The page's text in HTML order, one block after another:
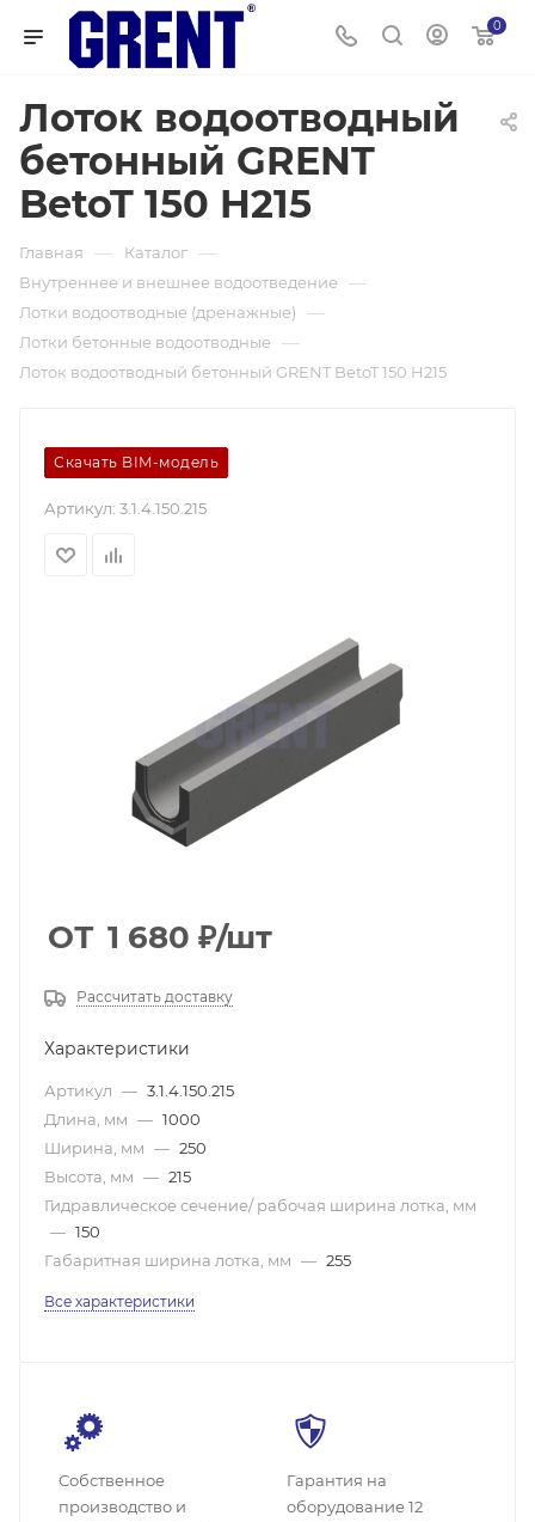
0
Лоток водоотводный
бетонный GRENT
BetoT 150 H215
Главная — Каталог —
Внутреннее и внешнее водоотведение —
Лотки водоотводные (дренажные) —
Лотки бетонные водоотводные —
Лоток водоотводный бетонный GRENT BetoT 150 H215
Скачать BIM-модель
Артикул: 3.1.4.150.215
ОТ 1 680 ₽/шт
Рассчитать доставку
Характеристики
Артикул — 3.1.4.150.215
Длина, мм — 1000
Ширина, мм — 250
Высота, мм — 215
Гидравлическое сечение/ рабочая ширина лотка, мм
— 150
Габаритная ширина лотка, мм — 255
Все характеристики
Собственное
производство и
Гарантия на
оборудование 12